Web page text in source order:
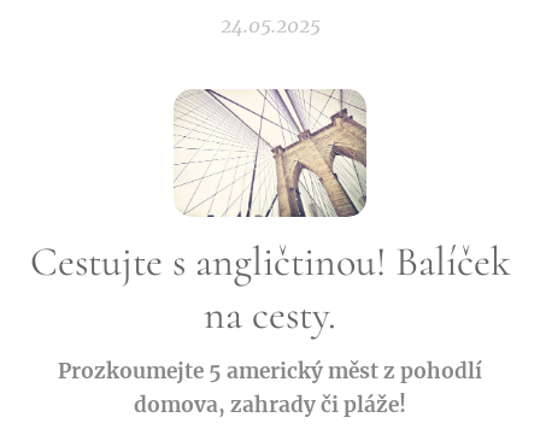
24.05.2025
Cestujte s angličtinou! Balíček
na cesty.
Prozkoumejte 5 americký měst z pohodlí
domova, zahrady či pláže!